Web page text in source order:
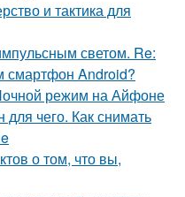
и тактика для
светом. Re:
смартфон Android?
режим на Айфоне
чего. Как снимать
о том, что вы,